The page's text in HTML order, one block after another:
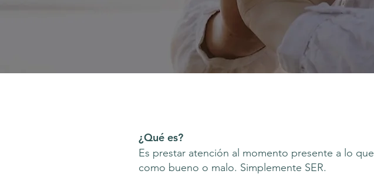
¿Qué es?
Es prestar atención al momento presente a lo
como bueno o malo. Simplemente SER.